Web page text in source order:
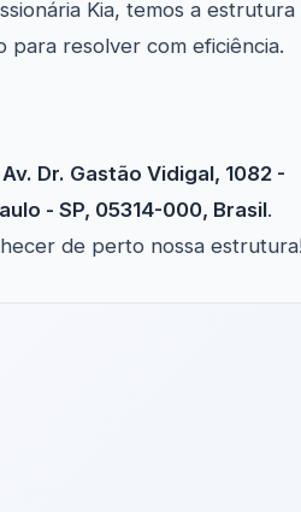
Kia, temos a estrutura
para resolver com eficiência.
Av. Dr. Gastão Vidigal, 1082 -
- SP, 05314-000, Brasil.
de perto nossa